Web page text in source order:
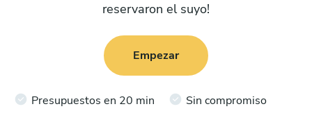
reservaron el suyo!
Empezar
Presupuestos en 20 min Sin compromiso